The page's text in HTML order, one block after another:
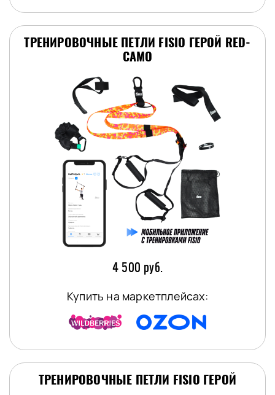
ТРЕНИРОВОЧНЫЕ ПЕТЛИ FISIO ГЕРОЙ RED-
CAMO
4 500 руб.
Купить на маркетплейсах:
ТРЕНИРОВОЧНЫЕ ПЕТЛИ FISIO ГЕРОЙ